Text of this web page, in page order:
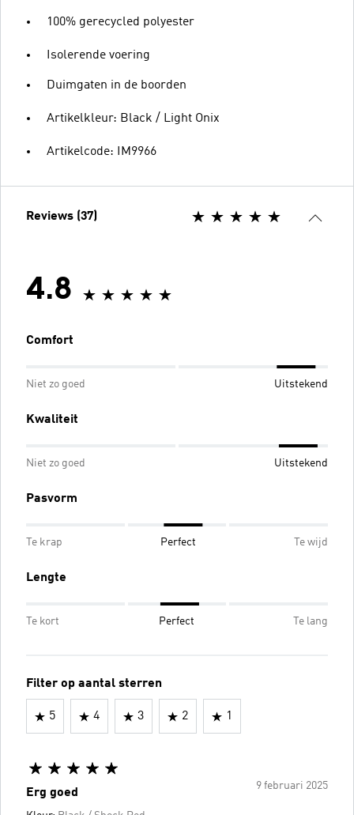
100% gerecycled polyester
Isolerende voering
Duimgaten in de boorden
Artikelkleur: Black / Light Onix
Artikelcode: IM9966
Reviews (37)
4.8
Comfort
Niet zo goed Uitstekend
Kwaliteit
Niet zo goed Uitstekend
Pasvorm
Te krap Perfect Te wijd
Lengte
Te kort Perfect Te lang
Filter op aantal sterren
5 4 3 2 1
9 februari 2025
Erg goed